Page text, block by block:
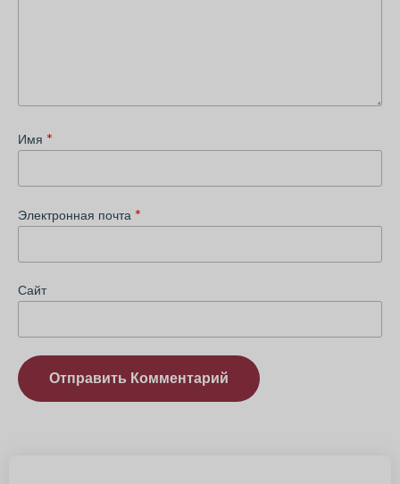
Имя *
Электронная почта *
Сайт